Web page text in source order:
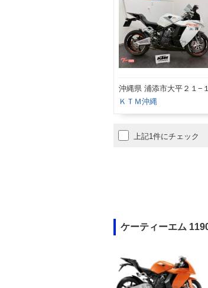
沖縄県 浦添市大平２１−
ＫＴＭ沖縄
上記1件にチェック
ケーティーエム